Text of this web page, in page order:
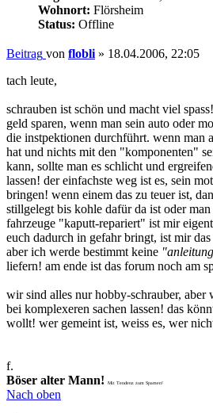
Wohnort: Flörsheim
Status: Offline
Beitrag von flobli » 18.04.2006, 22:05
tach leute,
schrauben ist schön und macht viel
geld sparen, wenn man sein auto oder
die instpektionen durchführt. wenn man
hat und nichts mit den "komponenten"
kann, sollte man es schlicht und
lassen! der einfachste weg ist es, sein
bringen! wenn einem das zu teuer ist,
stillgelegt bis kohle dafür da ist oder
fahrzeuge "kaputt-repariert" ist mir
euch dadurch in gefahr bringt, ist mir
aber ich werde bestimmt keine
liefern! am ende ist das forum noch am
wir sind alles nur hobby-schrauber, aber
bei komplexeren sachen lassen! das
wollt! wer gemeint ist, weiss es, wer
f.
Böser alter Mann!
Mit Tendenz zum Spamen!
Nach oben